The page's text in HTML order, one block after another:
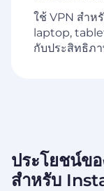
ใช้ VPN สำ
laptop,
กับประสิทธิภ
ประโยชน์ข
สำหรับ